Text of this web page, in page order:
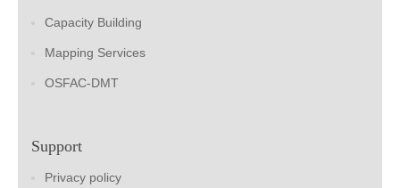
Capacity Building
Mapping Services
OSFAC-DMT
Support
Privacy policy